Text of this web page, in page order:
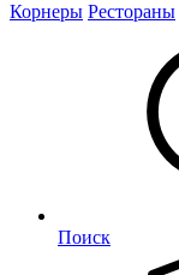
Корнеры Рестораны
Поиск